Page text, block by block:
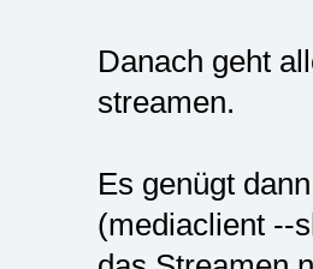
Danach geht
streamen.
Es genügt
(mediaclient --